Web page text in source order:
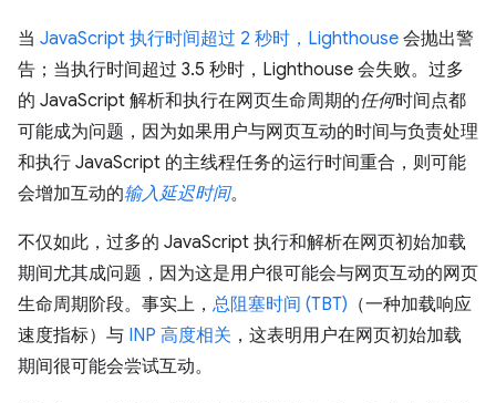
当 JavaScript 执行时间超过 2 秒时， Lighthouse 会抛出警
告；当执行时间超过 3.5 秒时，Lighthouse 会失败。过多
的 JavaScript 解析和执行在网页生命周期的任何时间点都
可能成为问题，因为如果用户与网页互动的时间与负责处理
和执行 JavaScript 的主线程任务的运行时间重合，则可能
会增加互动的输入延迟时间。
不仅如此，过多的 JavaScript 执行和解析在网页初始加载
期间尤其成问题，因为这是用户很可能会与网页互动的网页
生命周期阶段。事实上， 总阻塞时间 (TBT) （一种加载响应
速度指标）与 INP 高度相关 ，这表明用户在网页初始加载
期间很可能会尝试互动。